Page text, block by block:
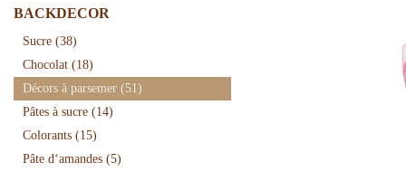
BACKDECOR
Sucre (38)
Chocolat (18)
Décors à parsemer (51)
Pâtes à sucre (14)
Colorants (15)
Pâte d‘amandes (5)